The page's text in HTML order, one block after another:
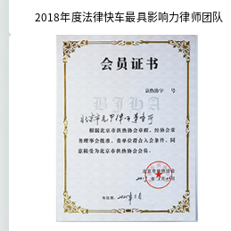
2018年度法律快车最具影响力律师团队